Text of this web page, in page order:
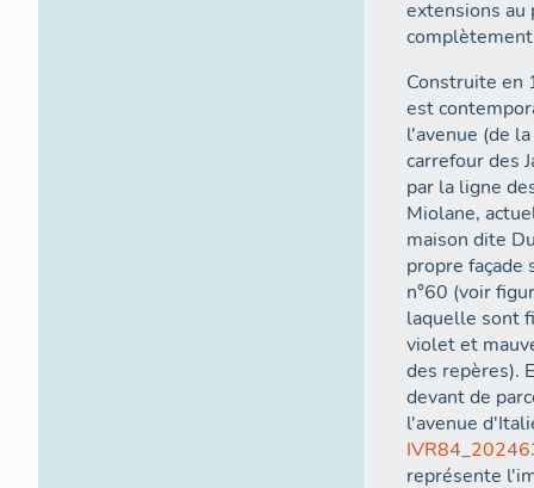
extensions au
Construite en
est
l'avenue (de
carrefour des
par la ligne
Miolane,
maison dite
propre façade
n°60 (voir
laquelle sont
violet et
des repères).
devant de
l'avenue
représente